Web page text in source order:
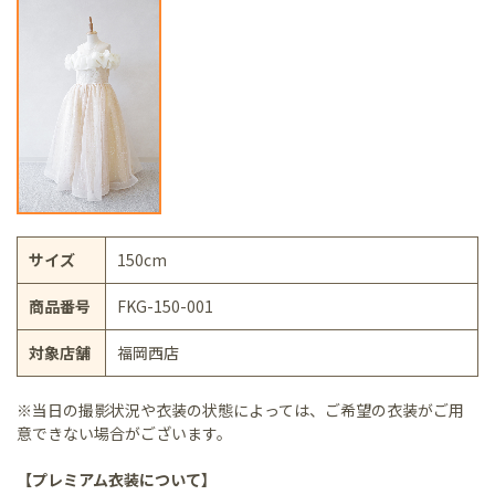
サイズ 150cm
商品番号 FKG-150-001
対象店舗 福岡西店
※当日の撮影状況や衣装の状態によっては、ご希望の衣装がご用
意できない場合がございます。
【プレミアム衣装について】